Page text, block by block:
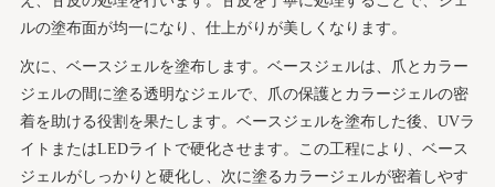
ルの塗布面が均一になり、仕上がりが美しくなります。
次に、ベースジェルを塗布します。ベースジェルは、爪とカラー
ジェルの間に塗る透明なジェルで、爪の保護とカラージェルの密
着を助ける役割を果たします。ベースジェルを塗布した後、UVラ
イトまたはLEDライトで硬化させます。この工程により、ベース
ジェルがしっかりと硬化し、次に塗るカラージェルが密着しやす